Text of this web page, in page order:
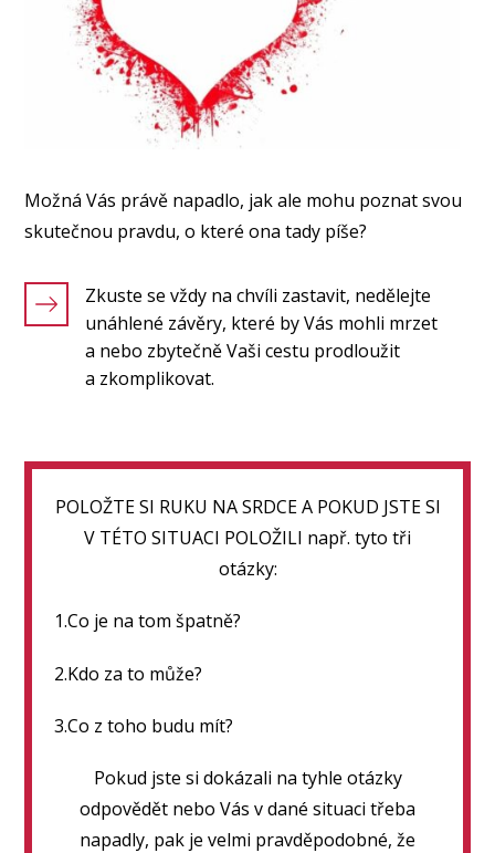
Možná Vás právě napadlo, jak ale mohu poznat svou
skutečnou pravdu, o které ona tady píše?
Zkuste se vždy na chvíli zastavit, nedělejte
unáhlené závěry, které by Vás mohli mrzet
a nebo zbytečně Vaši cestu prodloužit
a zkomplikovat.
POLOŽTE SI RUKU NA SRDCE A POKUD JSTE SI
V TÉTO SITUACI POLOŽILI např. tyto tři
otázky:
1.Co je na tom špatně?
2.Kdo za to může?
3.Co z toho budu mít?
Pokud jste si dokázali na tyhle otázky
odpovědět nebo Vás v dané situaci třeba
napadly, pak je velmi pravděpodobné, že